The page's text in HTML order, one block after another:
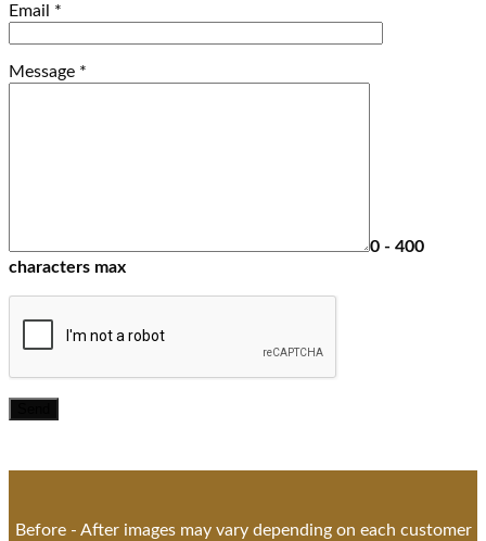
Email *
Message *
0 - 400
characters max
Before - After images may vary depending on each customer